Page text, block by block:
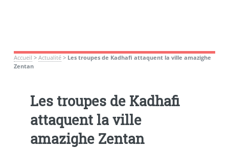
Accueil > Actualité> Les troupes de Kadhafi attaquent la ville amazighe
Zentan
Les troupes de Kadhafi
attaquent la ville
amazighe Zentan